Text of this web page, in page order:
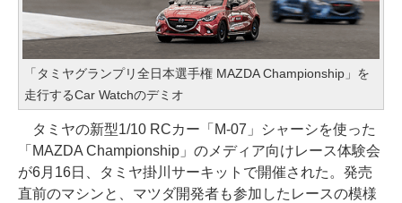
「タミヤグランプリ全日本選手権 MAZDA Championship」を
走行するCar Watchのデミオ
タミヤの新型1/10 RCカー「M-07」シャーシを使った
「MAZDA Championship」のメディア向けレース体験会
が6月16日、タミヤ掛川サーキットで開催された。発売
直前のマシンと、マツダ開発者も参加したレースの模様